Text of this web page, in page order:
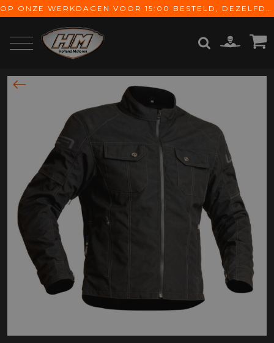
OP ONZE WERKDAGEN VOOR 15:00 BESTELD, DEZELFDE DAG VERZONDEN! GRATIS VERZENDING VANAF € 65,-